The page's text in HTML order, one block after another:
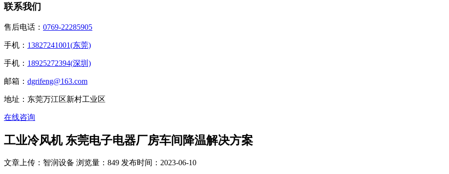
联系我们
售后电话： 0769-22285905
手机： 13827241001(东莞)
手机： 18925272394(深圳)
邮箱： dgrifeng@163.com
地址：东莞万江区新村工业区
在线咨询
工业冷风机 东莞电子电器厂房车间降温解决方案
文章上传：智润设备 浏览量：849 发布时间：2023-06-10